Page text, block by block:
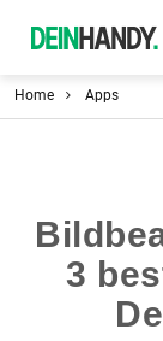
Home Apps
3